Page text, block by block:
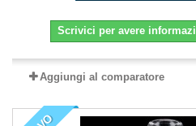
Scrivici per avere
Aggiungi al comparatore